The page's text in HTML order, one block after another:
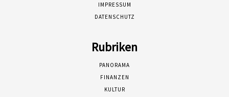
IMPRESSUM
DATENSCHUTZ
Rubriken
PANORAMA
FINANZEN
KULTUR